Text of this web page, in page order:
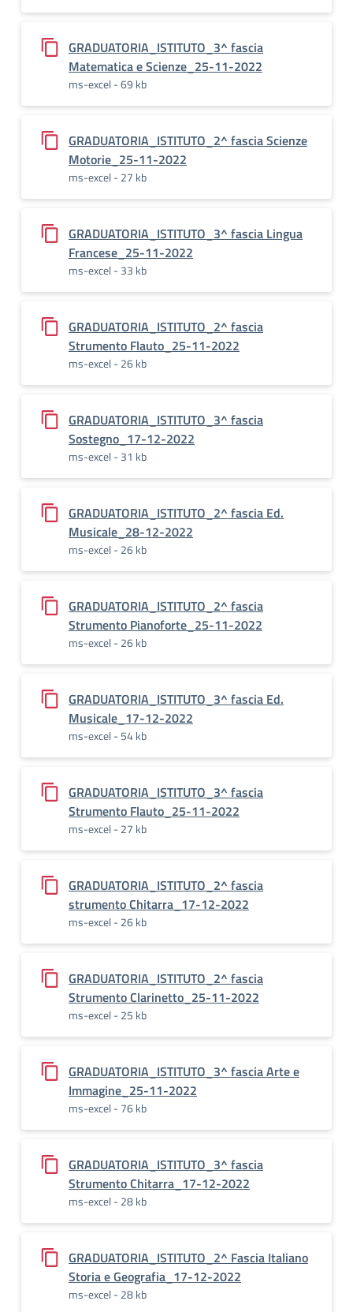
GRADUATORIA_ISTITUTO_3^ fascia
Matematica e Scienze_25-11-2022
ms-excel - 69 kb
GRADUATORIA_ISTITUTO_2^ fascia Scienze
Motorie_25-11-2022
ms-excel - 27 kb
GRADUATORIA_ISTITUTO_3^ fascia Lingua
Francese_25-11-2022
ms-excel - 33 kb
GRADUATORIA_ISTITUTO_2^ fascia
Strumento Flauto_25-11-2022
ms-excel - 26 kb
GRADUATORIA_ISTITUTO_3^ fascia
Sostegno_17-12-2022
ms-excel - 31 kb
GRADUATORIA_ISTITUTO_2^ fascia Ed.
Musicale_28-12-2022
ms-excel - 26 kb
GRADUATORIA_ISTITUTO_2^ fascia
Strumento Pianoforte_25-11-2022
ms-excel - 26 kb
GRADUATORIA_ISTITUTO_3^ fascia Ed.
Musicale_17-12-2022
ms-excel - 54 kb
GRADUATORIA_ISTITUTO_3^ fascia
Strumento Flauto_25-11-2022
ms-excel - 27 kb
GRADUATORIA_ISTITUTO_2^ fascia
strumento Chitarra_17-12-2022
ms-excel - 26 kb
GRADUATORIA_ISTITUTO_2^ fascia
Strumento Clarinetto_25-11-2022
ms-excel - 25 kb
GRADUATORIA_ISTITUTO_3^ fascia Arte e
Immagine_25-11-2022
ms-excel - 76 kb
GRADUATORIA_ISTITUTO_3^ fascia
Strumento Chitarra_17-12-2022
ms-excel - 28 kb
GRADUATORIA_ISTITUTO_2^ Fascia Italiano
Storia e Geografia_17-12-2022
ms-excel - 28 kb